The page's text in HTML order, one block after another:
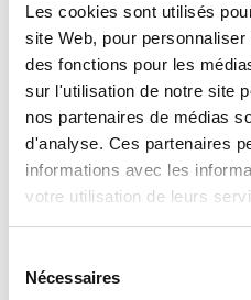
Les cookies sont utilisés
site Web, pour
des fonctions pour les
sur l'utilisation de notre site
nos partenaires de médias
d'analyse. Ces partenaires
informations avec les
votre utilisation de leurs
Nécessaires
Vous pouvez également
vous-même en traitant
probiotiquesentre temps.
Qualité G4 pour le
Les filtres G3 f’air ont
capture des filtres G3,
EN779 doivent être entre
signifie concrètement
saletés que prescrit par la